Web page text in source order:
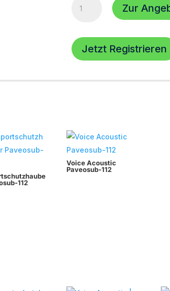
Frontgitter
112,
RAL-
Pulverbeschichtet
Zur
Jetzt Registrieren
112
Voice Acoustic
Paveosub-112